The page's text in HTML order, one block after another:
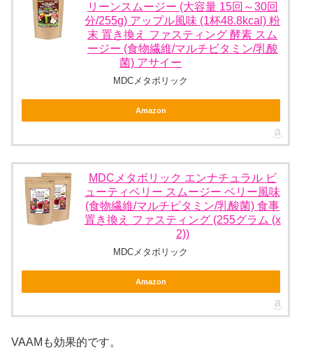
リーンスムージー (大容量 15回～30回
分/255g) アップル風味 (1杯48.8kcal) 粉
末 置き換え ファスティング 酵素 スム
ージー (食物繊維/マルチビタミン/乳酸
菌) アサイー
MDCメタボリック
Amazon
MDCメタボリック エンナチュラル ビ
ューティベリー スムージー ベリー風味
(食物繊維/マルチビタミン/乳酸菌) 食事
置き換え ファスティング (255グラム (x
2))
MDCメタボリック
Amazon
VAAMも効果的です。